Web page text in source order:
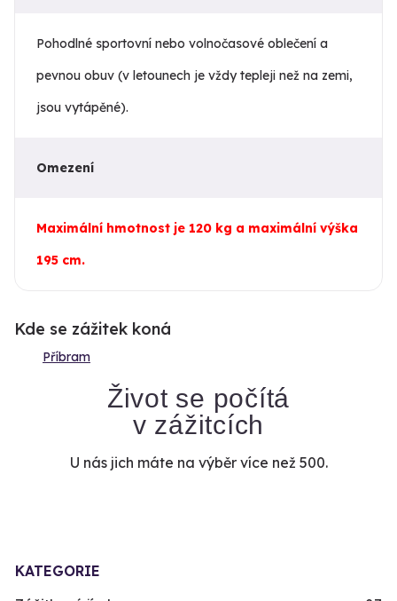
Pohodlné sportovní nebo volnočasové oblečení a
pevnou obuv (v letounech je vždy tepleji než na zemi,
jsou vytápěné).
Omezení
Maximální hmotnost je 120 kg a maximální výška
195 cm.
Kde se zážitek koná
Příbram
Život se počítá
v zážitcích
U nás jich máte na výběr více než 500.
KATEGORIE